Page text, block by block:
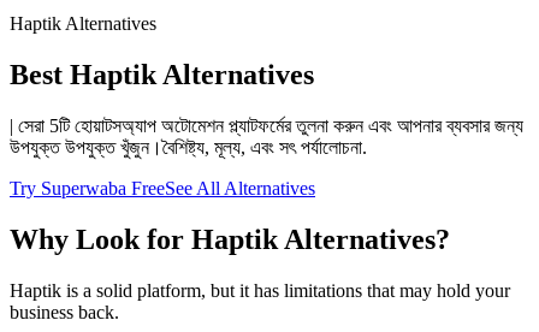
Haptik Alternatives
Best Haptik Alternatives
| সেরা 5টি হোয়াটসঅ্যাপ অটোমেশন প্ল্যাটফর্মের তুলনা করুন এবং আপনার ব্যবসার জন্য
উপযুক্ত উপযুক্ত খুঁজুন।বৈশিষ্ট্য, মূল্য, এবং সৎ পর্যালোচনা.
Try Superwaba FreeSee All Alternatives
Why Look for Haptik Alternatives?
Haptik is a solid platform, but it has limitations that may hold your
business back.